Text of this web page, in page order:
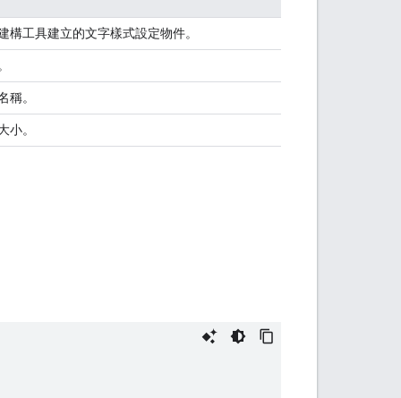
構工具建立的文字樣式設定物件。
稱。
小。